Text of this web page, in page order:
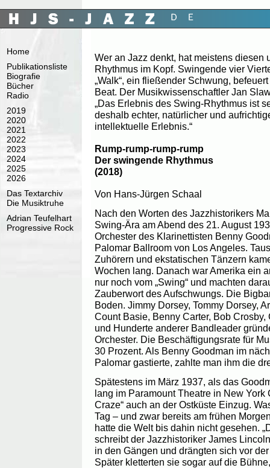
Home
Publikationsliste
Biografie
Bücher
Radio
2019
2020
2021
2022
2023
2024
2025
2026
Das Textarchiv
Die Musiktruhe
Adrian Teufelhart
Progressive Rock
Wer an Jazz denkt, hat meistens diesen
Rhythmus im Kopf. Swingende vier
„Walk“, ein fließender Schwung,
Beat. Der Musikwissenschaftler Jan
„Das Erlebnis des Swing-Rhythmus ist
deshalb echter, natürlicher und
intellektuelle Erlebnis.“
Rump-rump-rump-rump
Der swingende Rhythmus
(2018)
Von Hans-Jürgen Schaal
Nach den Worten des Jazzhistorikers
Swing-Ära am Abend des 21. August
Orchester des Klarinettisten Benny
Palomar Ballroom von Los Angeles.
Zuhörern und ekstatischen Tänzern
Wochen lang. Danach war Amerika ein
nur noch vom „Swing“ und machten
Zauberwort des Aufschwungs. Die
Boden. Jimmy Dorsey, Tommy Dorsey,
Count Basie, Benny Carter, Bob
und Hunderte anderer Bandleader
Orchester. Die Beschäftigungsrate für
30 Prozent. Als Benny Goodman im
Palomar gastierte, zahlte man ihm die
Spätestens im März 1937, als das
lang im Paramount Theatre in New York
Craze“ auch an der Ostküste Einzug.
Tag – und zwar bereits am frühen
hatte die Welt bis dahin nicht gesehen.
schreibt der Jazzhistoriker James
in den Gängen und drängten sich vor
Später kletterten sie sogar auf die